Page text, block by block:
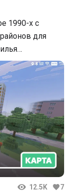
1990-х с
для
12.5K 7